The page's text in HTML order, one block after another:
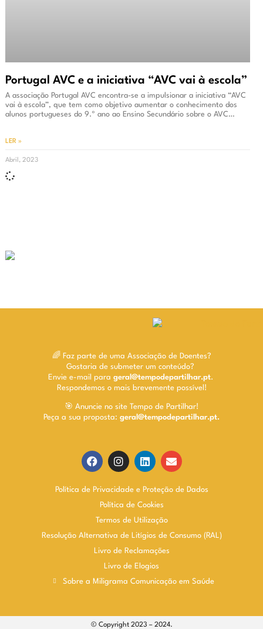
Portugal AVC e a iniciativa “AVC vai à escola”
A associação Portugal AVC encontra-se a impulsionar a iniciativa “AVC
vai à escola”, que tem como objetivo aumentar o conhecimento dos
alunos portugueses do 9.º ano ao Ensino Secundário sobre o AVC…
LER »
Abril, 2023
🌈 Faz parte de uma Associação de Doentes?
Gostaria de submeter um conteúdo?
Envie e-mail para geral@tempodepartilhar.pt.
Respondemos o mais brevemente possível!
🎯 Anuncie no site Tempo de Partilhar!
Peça a sua proposta: geral@tempodepartilhar.pt.
Política de Privacidade e Proteção de Dados
Política de Cookies
Termos de Utilização
Resolução Alternativa de Litígios de Consumo (RAL)
Livro de Reclamações
Livro de Elogios
Sobre a Miligrama Comunicação em Saúde
© Copyright 2023 – 2024.